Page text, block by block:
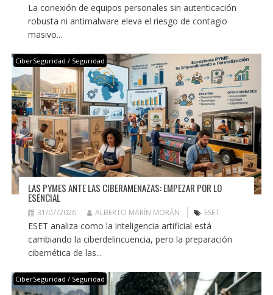
La conexión de equipos personales sin autenticación
robusta ni antimalware eleva el riesgo de contagio
masivo...
CiberSeguridad / Seguridad
LAS PYMES ANTE LAS CIBERAMENAZAS: EMPEZAR POR LO
ESENCIAL
31/07/2026 ALBERTO MARÍN MORÁN ESET
ESET analiza como la inteligencia artificial está
cambiando la ciberdelincuencia, pero la preparación
cibernética de las...
CiberSeguridad / Seguridad